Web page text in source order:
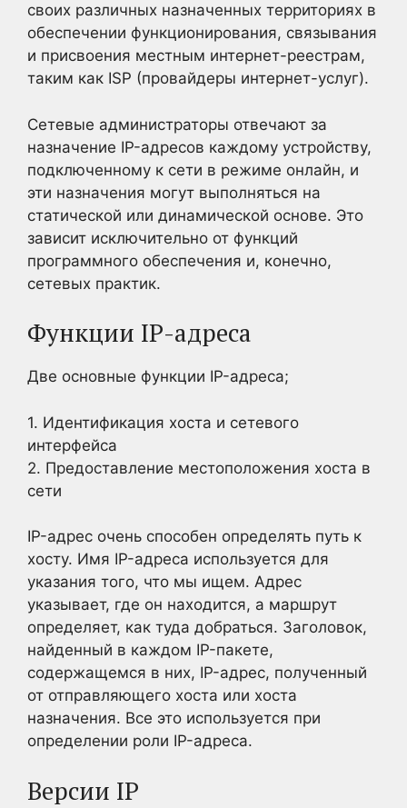
своих различных назначенных территориях в
обеспечении функционирования, связывания
и присвоения местным интернет-реестрам,
таким как ISP (провайдеры интернет-услуг).
Сетевые администраторы отвечают за
назначение IP-адресов каждому устройству,
подключенному к сети в режиме онлайн, и
эти назначения могут выполняться на
статической или динамической основе. Это
зависит исключительно от функций
программного обеспечения и, конечно,
сетевых практик.
Функции IP-адреса
Две основные функции IP-адреса;
1. Идентификация хоста и сетевого
интерфейса
2. Предоставление местоположения хоста в
сети
IP-адрес очень способен определять путь к
хосту. Имя IP-адреса используется для
указания того, что мы ищем. Адрес
указывает, где он находится, а маршрут
определяет, как туда добраться. Заголовок,
найденный в каждом IP-пакете,
содержащемся в них, IP-адрес, полученный
от отправляющего хоста или хоста
назначения. Все это используется при
определении роли IP-адреса.
Версии IP